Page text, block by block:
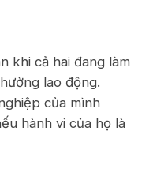
khi cả hai đang làm
lao động.
của mình
hành vi của họ là